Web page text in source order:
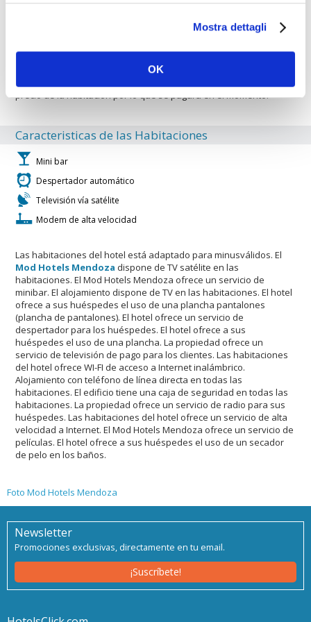
Mostra dettagli
OK
aeropuerto local. El Mod Hotels Mendoza es perfecto para los
Hotel con aparcamiento de propiedad o convencionado. El precio
del parking (salvo cuando sea gratuito) no està incluido en el
precio de la habitaciòn por lo que se pagarà en el momento.
Caracteristicas de las Habitaciones
Mini bar
Despertador automático
Televisión vía satélite
Modem de alta velocidad
Las habitaciones del hotel está adaptado para minusválidos. El
Mod Hotels Mendozadispone de TV satélite en las
habitaciones. El Mod Hotels Mendoza ofrece un servicio de
minibar. El alojamiento dispone de TV en las habitaciones. El hotel
ofrece a sus huéspedes el uso de una plancha pantalones
(plancha de pantalones). El hotel ofrece un servicio de
despertador para los huéspedes. El hotel ofrece a sus
huéspedes el uso de una plancha. La propiedad ofrece un
servicio de televisión de pago para los clientes. Las habitaciones
del hotel ofrece WI-FI de acceso a Internet inalámbrico.
Alojamiento con teléfono de línea directa en todas las
habitaciones. El edificio tiene una caja de seguridad en todas las
habitaciones. La propiedad ofrece un servicio de radio para sus
huéspedes. Las habitaciones del hotel ofrece un servicio de alta
velocidad a Internet. El Mod Hotels Mendoza ofrece un servicio de
películas. El hotel ofrece a sus huéspedes el uso de un secador
de pelo en los baños.
Foto Mod Hotels Mendoza
Newsletter
Promociones exclusivas, directamente en tu email.
¡Suscríbete!